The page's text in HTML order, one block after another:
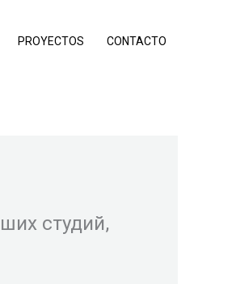
PROYECTOS CONTACTO
студий,